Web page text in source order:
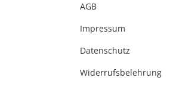
AGB
Impressum
Datenschutz
Widerrufsbelehrung